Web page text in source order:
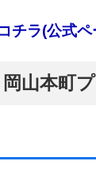
チラ(公式ペ
山本町